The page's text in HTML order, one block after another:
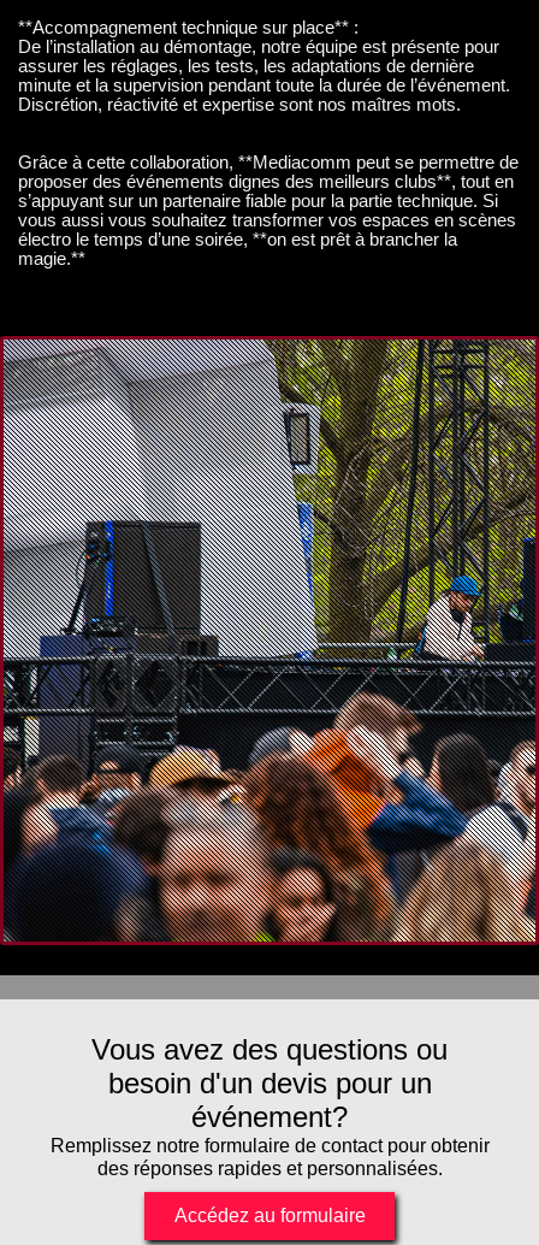
**Accompagnement technique sur place** :
De l’installation au démontage, notre équipe est présente pour
assurer les réglages, les tests, les adaptations de dernière
minute et la supervision pendant toute la durée de l’événement.
Discrétion, réactivité et expertise sont nos maîtres mots.
Grâce à cette collaboration, **Mediacomm peut se permettre de
proposer des événements dignes des meilleurs clubs**, tout en
s’appuyant sur un partenaire fiable pour la partie technique. Si
vous aussi vous souhaitez transformer vos espaces en scènes
électro le temps d’une soirée, **on est prêt à brancher la
magie.**
Vous avez des questions ou
besoin d'un devis pour un
événement?
Remplissez notre formulaire de contact pour obtenir
des réponses rapides et personnalisées.
Accédez au formulaire